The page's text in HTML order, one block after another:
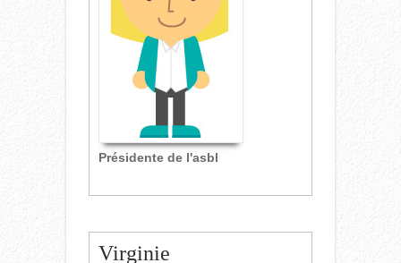
Présidente de l'asbl
Virginie